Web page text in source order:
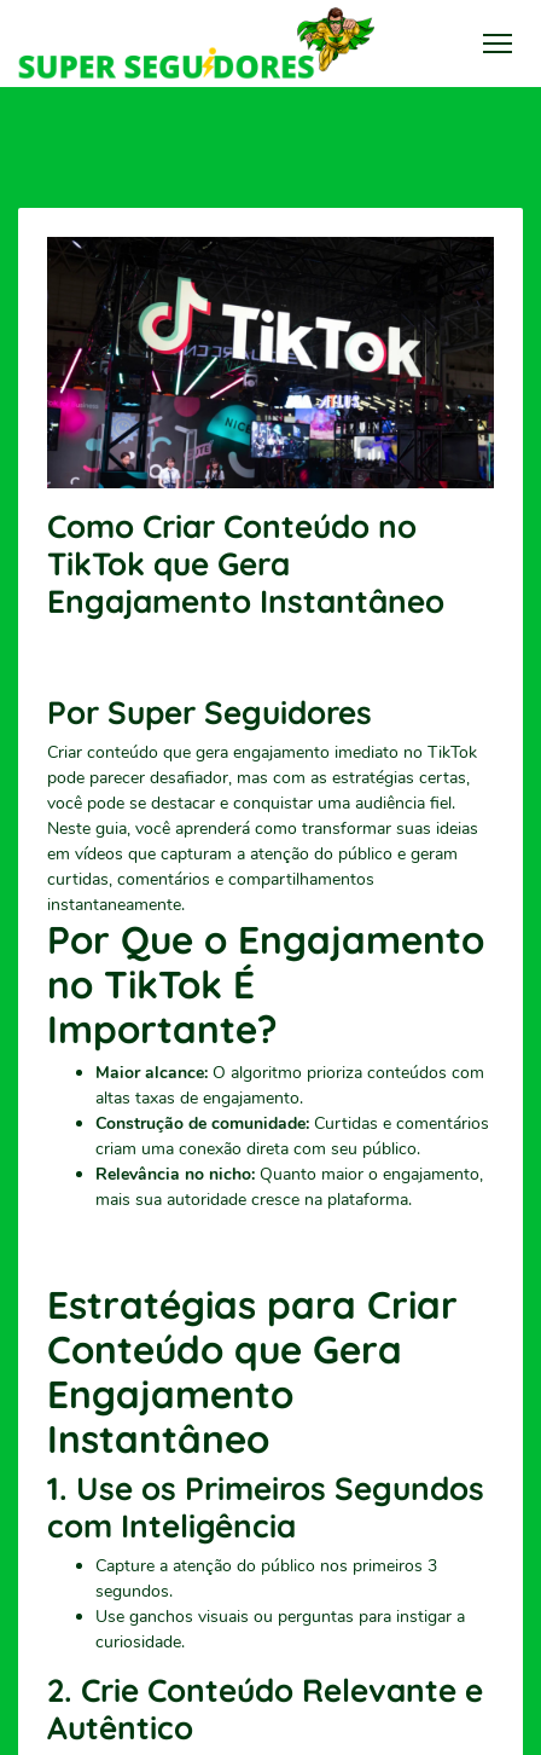
Como Criar Conteúdo no
TikTok que Gera
Engajamento Instantâneo
Por Super Seguidores
Criar conteúdo que gera engajamento imediato no TikTok
pode parecer desafiador, mas com as estratégias certas,
você pode se destacar e conquistar uma audiência fiel.
Neste guia, você aprenderá como transformar suas ideias
em vídeos que capturam a atenção do público e geram
curtidas, comentários e compartilhamentos
instantaneamente.
Por Que o Engajamento
no TikTok É
Importante?
Maior alcance: O algoritmo prioriza conteúdos com
altas taxas de engajamento.
Construção de comunidade: Curtidas e comentários
criam uma conexão direta com seu público.
Relevância no nicho: Quanto maior o engajamento,
mais sua autoridade cresce na plataforma.
Estratégias para Criar
Conteúdo que Gera
Engajamento
Instantâneo
1. Use os Primeiros Segundos
com Inteligência
Capture a atenção do público nos primeiros 3
segundos.
Use ganchos visuais ou perguntas para instigar a
curiosidade.
2. Crie Conteúdo Relevante e
Autêntico